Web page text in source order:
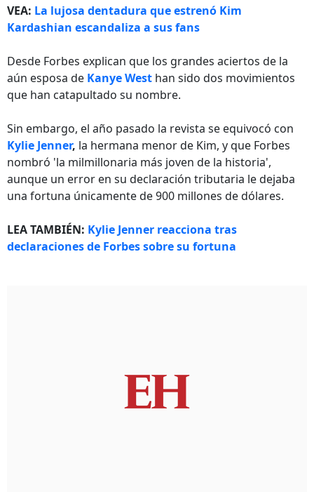
VEA: La lujosa dentadura que estrenó Kim
Kardashian escandaliza a sus fans
Desde Forbes explican que los grandes aciertos de la
aún esposa de Kanye West han sido dos movimientos
que han catapultado su nombre.
Sin embargo, el año pasado la revista se equivocó con
Kylie Jenner, la hermana menor de Kim, y que Forbes
nombró 'la milmillonaria más joven de la historia',
aunque un error en su declaración tributaria le dejaba
una fortuna únicamente de 900 millones de dólares.
LEA TAMBIÉN: Kylie Jenner reacciona tras
declaraciones de Forbes sobre su fortuna